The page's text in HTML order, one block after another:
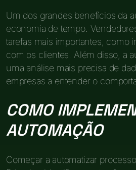
Um dos grandes benefícios da
economia de tempo.
tarefas mais importantes, como
com os clientes. Além disso, a
uma análise mais precisa de
empresas a entender o
COMO
AUTOMAÇÃO
Começar a automatizar